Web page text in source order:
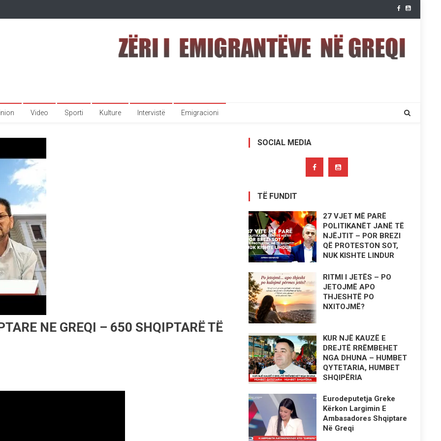
Video Sporti Kulture Intervistë Emigracioni
NE GREQI – 650 SHQIPTARË TË
SOCIAL MEDIA
TË FUNDIT
27 VJET MË PARË
POLITIKANËT JANË TË
NJËJTIT – POR BREZI
QË PROTESTON SOT,
NUK KISHTE LINDUR
RITMI I JETËS – PO
JETOJMË APO
THJESHTË PO
NXITOJMË?
KUR NJË KAUZË E
DREJTË RRËMBEHET
NGA DHUNA – HUMBET
QYTETARIA, HUMBET
SHQIPËRIA
Eurodeputetja Greke
Kërkon Largimin E
Ambasadores Shqiptare
Në Greqi